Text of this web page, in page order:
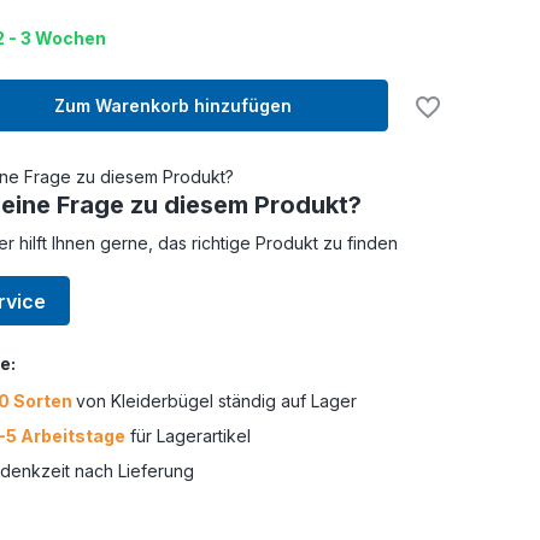
- 3 Wochen
Zum Warenkorb hinzufügen
Frage zu diesem Produkt?
hilft Ihnen gerne, das richtige Produkt zu finden
Sorten von Kleiderbügel ständig auf Lager
5 Arbeitstage für Lagerartikel
nach Lieferung